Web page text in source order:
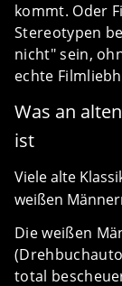
kommt. Oder
Stereotypen
nicht" sein,
echte
Was an
ist
Viele alte
weißen
Die weißen
total